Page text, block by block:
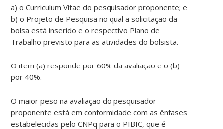
a) o Curriculum Vitae do pesquisador proponente; e
b) o Projeto de Pesquisa no qual a solicitação da
bolsa está inserido e o respectivo Plano de
Trabalho previsto para as atividades do bolsista.
O item (a) responde por 60% da avaliação e o (b)
por 40%.
O maior peso na avaliação do pesquisador
proponente está em conformidade com as ênfases
estabelecidas pelo CNPq para o PIBIC, que é